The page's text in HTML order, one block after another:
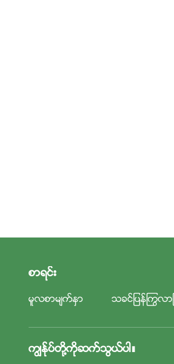
စာရင္း
မူလစာမ်က္ႏွာ သခင္ျပန္ႂကြလ
ကြၽန္ုပ္တို႔ကိုဆက္သြယ္ပါ။